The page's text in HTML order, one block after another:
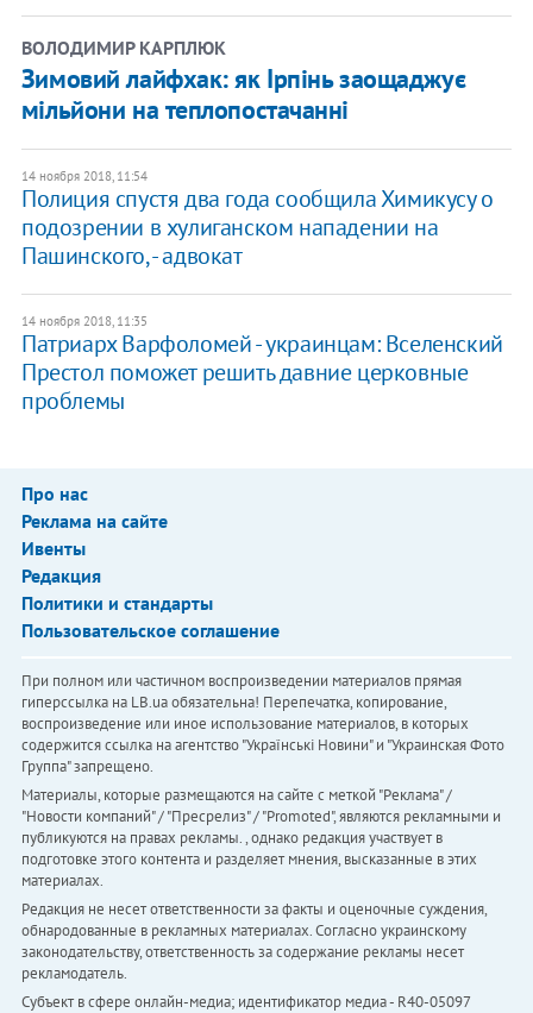
ВОЛОДИМИР КАРПЛЮК
Зимовий лайфхак: як Ірпінь заощаджує
мільйони на теплопостачанні
14 ноября 2018, 11:54
​Полиция спустя два года сообщила Химикусу о
подозрении в хулиганском нападении на
Пашинского, - адвокат
14 ноября 2018, 11:35
Патриарх Варфоломей - украинцам: Вселенский
Престол поможет решить давние церковные
проблемы
Про нас
Реклама на сайте
Ивенты
Редакция
Политики и стандарты
Пользовательское соглашение
При полном или частичном воспроизведении материалов прямая
гиперссылка на LB.ua обязательна! Перепечатка, копирование,
воспроизведение или иное использование материалов, в которых
содержится ссылка на агентство "Українськi Новини" и "Украинская Фото
Группа" запрещено.
Материалы, которые размещаются на сайте с меткой "Реклама" /
"Новости компаний" / "Пресрелиз" / "Promoted", являются рекламными и
публикуются на правах рекламы. , однако редакция участвует в
подготовке этого контента и разделяет мнения, высказанные в этих
материалах.
Редакция не несет ответственности за факты и оценочные суждения,
обнародованные в рекламных материалах. Согласно украинскому
законодательству, ответственность за содержание рекламы несет
рекламодатель.
Субъект в сфере онлайн-медиа; идентификатор медиа - R40-05097